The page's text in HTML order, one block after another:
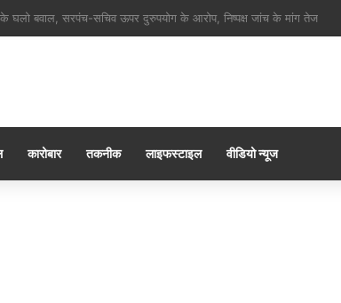
प्रेस क्लब कवर्धा के सेवा, रेगाखार चौक मं स्वल्पाहार पाय के गदगद होइस पदयात्री
कारोबार तकनीक लाइफस्टाइल वीडियो न्यूज